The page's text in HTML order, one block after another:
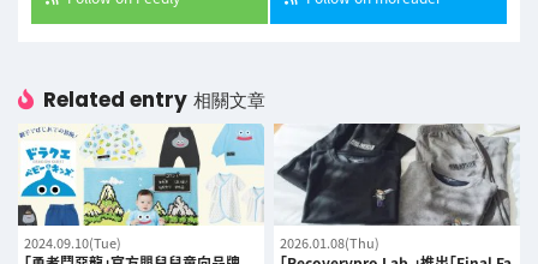
Related entry 相關文章
2024.09.10(Tue) 2026.01.08(Thu)